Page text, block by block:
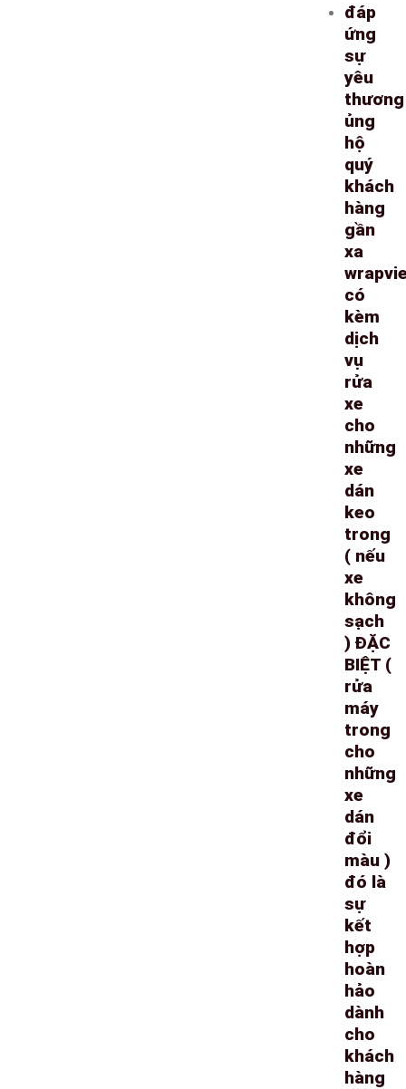
đáp
ứng
sự
yêu
thương
ủng
hộ
quý
khách
hàng
gần
xa
có
kèm
dịch
vụ
rửa
xe
cho
những
xe
dán
keo
trong
( nếu
xe
không
sạch
) ĐẶC
BIỆT (
rửa
máy
trong
cho
những
xe
dán
đổi
màu )
đó là
sự
kết
hợp
hoàn
hảo
dành
cho
khách
hàng